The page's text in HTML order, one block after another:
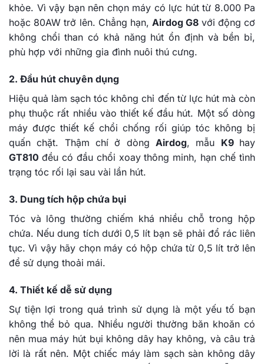
khỏe. Vì vậy bạn nên chọn máy có lực hút từ 8.000 Pa
hoặc 80AW trở lên. Chẳng hạn,Airdog G8 với động cơ
không chổi than có khả năng hút ổn định và bền bỉ,
phù hợp với những gia đình nuôi thú cưng.
2. Đầu hút chuyên dụng
Hiệu quả làm sạch tóc không chỉ đến từ lực hút mà còn
phụ thuộc rất nhiều vào thiết kế đầu hút. Một số dòng
máy được thiết kế chổi chống rối giúp tóc không bị
quấn chặt. Thậm chí ở dòng Airdog, mẫu K9 hay
GT810 đều có đầu chổi xoay thông minh, hạn chế tình
trạng tóc rối lại sau vài lần hút.
3. Dung tích hộp chứa bụi
Tóc và lông thường chiếm khá nhiều chỗ trong hộp
chứa. Nếu dung tích dưới 0,5 lít bạn sẽ phải đổ rác liên
tục. Vì vậy hãy chọn máy có hộp chứa từ 0,5 lít trở lên
để sử dụng thoải mái.
4. Thiết kế dễ sử dụng
Sự tiện lợi trong quá trình sử dụng là một yếu tố bạn
không thể bỏ qua. Nhiều người thường băn khoăn có
nên mua máy hút bụi không dây hay không, và câu trả
lời là rất nên. Một chiếc máy làm sạch sàn không dây